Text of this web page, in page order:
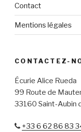
Contact
Mentions légales
CONTACTEZ-
Écurie Alice Rueda
99 Route de
33160 Saint-Aubin
+33 6 62 86 83